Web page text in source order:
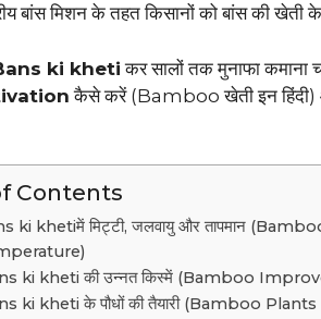
बांस मिशन के तहत किसानों को बांस की खेती के
ki khetiकर सालों तक मुनाफा कमाना
कैसे करें (Bamboo खेती इन हिंदी)
Contents
ki khetiमें मिट्टी, जलवायु और तापमान
ki kheti की उन्नत किस्में (Bamboo
ki kheti के पौधों की तैयारी (Bamboo